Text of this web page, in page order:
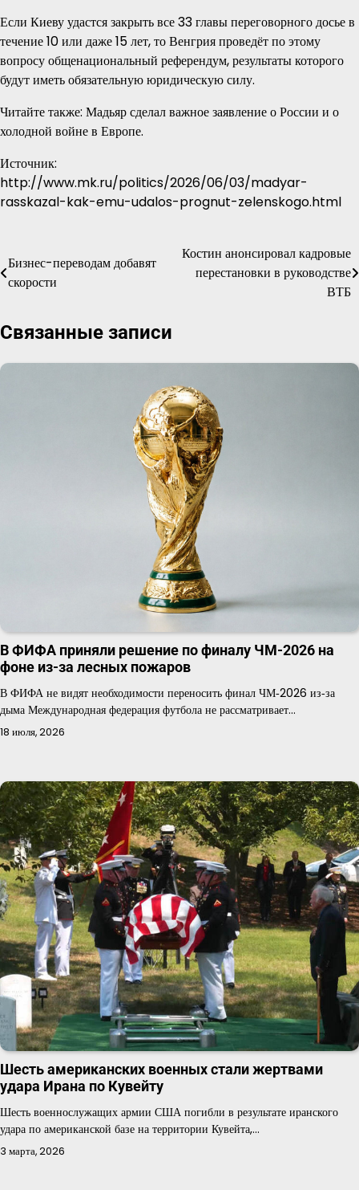
Если Киеву удастся закрыть все 33 главы переговорного досье в
течение 10 или даже 15 лет, то Венгрия проведёт по этому
вопросу общенациональный референдум, результаты которого
будут иметь обязательную юридическую силу.
Читайте также: Мадьяр сделал важное заявление о России и о
холодной войне в Европе.
Источник:
http://www.mk.ru/politics/2026/06/03/madyar-
rasskazal-kak-emu-udalos-prognut-zelenskogo.html
Навигация
по
Бизнес-переводам добавят
скорости
Костин анонсировал кадровые
перестановки в руководстве
ВТБ
Связанные записи
В ФИФА приняли решение по финалу ЧМ-2026 на
фоне из-за лесных пожаров
В ФИФА не видят необходимости переносить финал ЧМ‑2026 из‑за
дыма Международная федерация футбола не рассматривает…
18 июля, 2026
Шесть американских военных стали жертвами
удара Ирана по Кувейту
Шесть военнослужащих армии США погибли в результате иранского
удара по американской базе на территории Кувейта,…
3 марта, 2026